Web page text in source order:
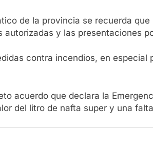
de la provincia se recuerda
y las presentaciones
contra incendios, en
acuerdo que declara la
del litro de nafta super y una